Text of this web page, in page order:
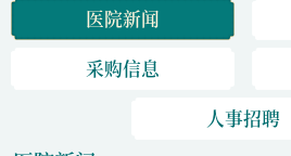
医院新闻
采购信息
人事招聘